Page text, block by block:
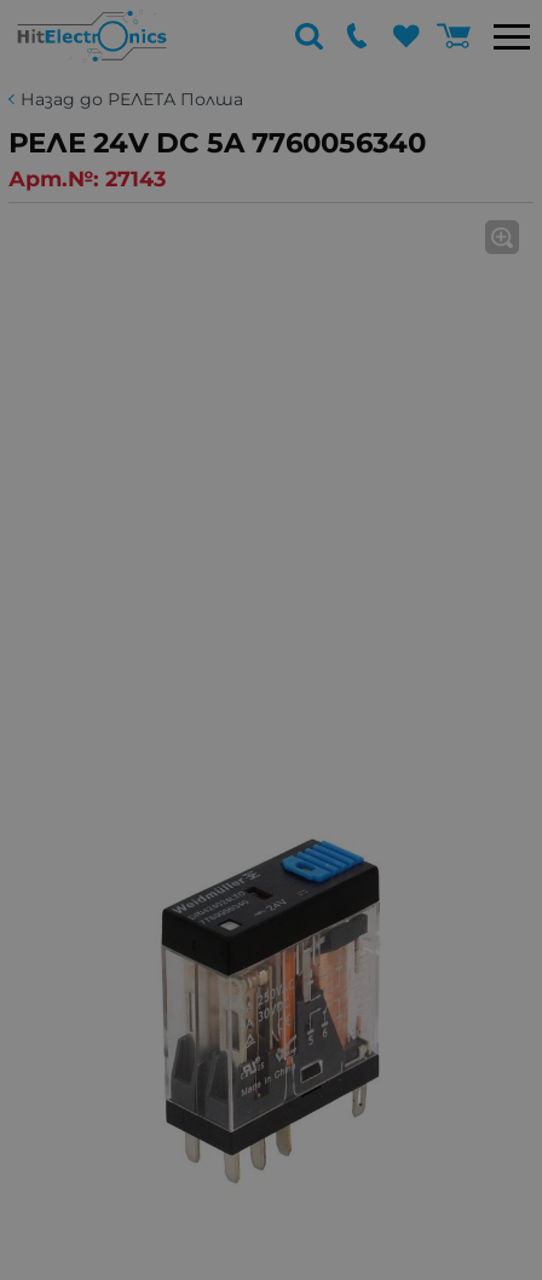
Назад до РЕЛЕТА Полша
РЕЛЕ 24V DC 5A 7760056340
Арт.№: 27143